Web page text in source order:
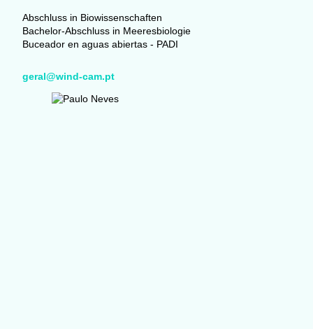
Abschluss in Biowissenschaften
Bachelor-Abschluss in Meeresbiologie
Buceador en aguas abiertas - PADI
geral@wind-cam.pt